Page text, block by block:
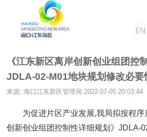
《江东新区离岸创新创业组团控
JDLA-02-M01地块规划修改必要
来源: 海口江东新区管理局 2022-07-05 20:03:44
为促进片区产业发展,我局拟按程
创新创业组团控制性详细规划》JDLA-